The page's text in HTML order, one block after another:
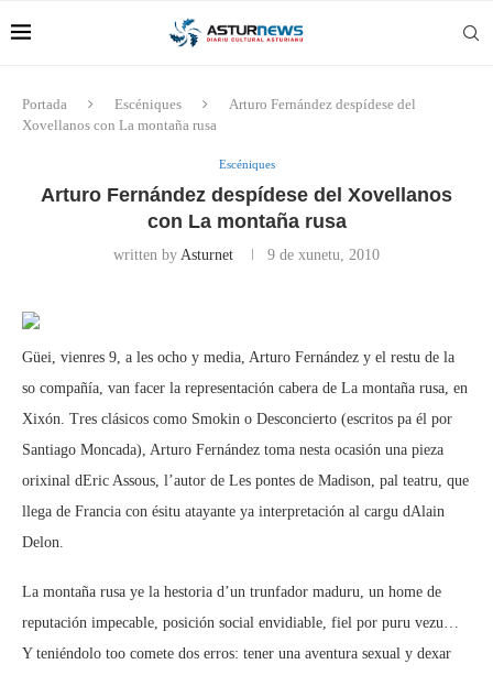
Portada Escéniques
Arturo Fernández despídese del
Xovellanos con La montaña rusa
Escéniques
Arturo Fernández despídese del Xovellanos
con La montaña rusa
written by Asturnet 9 de xunetu, 2010
Güei, vienres 9, a les ocho y media, Arturo Fernández y el restu de la
so compañía, van facer la representación cabera de La montaña rusa, en
Xixón. Tres clásicos como Smokin o Desconcierto (escritos pa él por
Santiago Moncada), Arturo Fernández toma nesta ocasión una pieza
orixinal dEric Assous, l’autor de Les pontes de Madison, pal teatru, que
llega de Francia con ésitu atayante ya interpretación al cargu dAlain
Delon.
La montaña rusa ye la hestoria d’un trunfador maduru, un home de
reputación impecable, posición social envidiable, fiel por puru vezu…
Y teniéndolo too comete dos erros: tener una aventura sexual y dexar